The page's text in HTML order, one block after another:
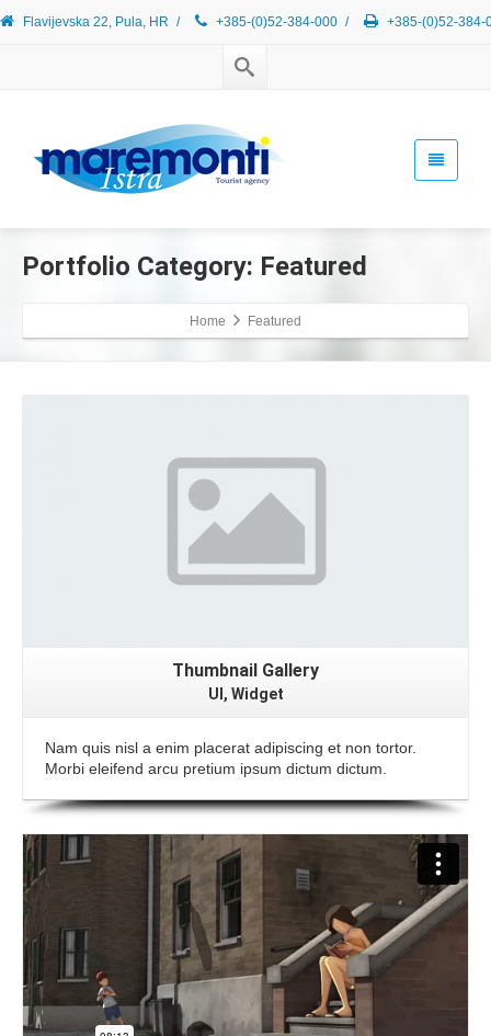
Flavijevska 22, Pula, HR / +385-(0)52-384-000 / +385-(0)52-
Portfolio Category: Featured
Home Featured
Thumbnail Gallery
UI, Widget
Nam quis nisl a enim placerat adipiscing et non tortor.
Morbi eleifend arcu pretium ipsum dictum dictum.